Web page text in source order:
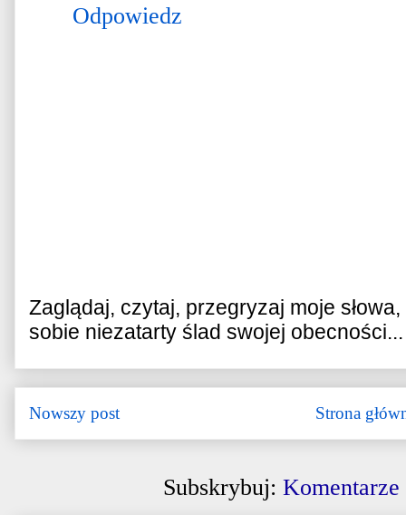
Odpowiedz
Zaglądaj, czytaj, przegryzaj moje
sobie niezatarty ślad swojej obecności...
Nowszy post Strona
Subskrybuj: